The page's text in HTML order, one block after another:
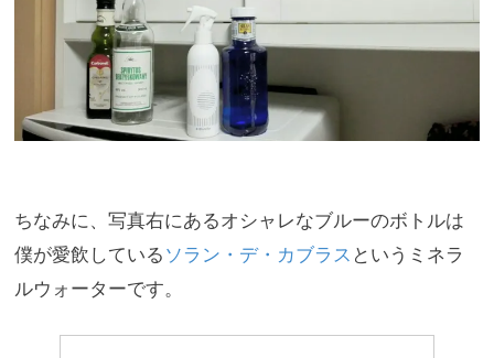
ちなみに、 写真右にあるオシャレなブルーのボトルは
僕が愛飲しているソラン・デ・カブラス というミネラ
ルウォーターです。